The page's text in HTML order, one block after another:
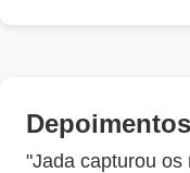
"Jada capturou os